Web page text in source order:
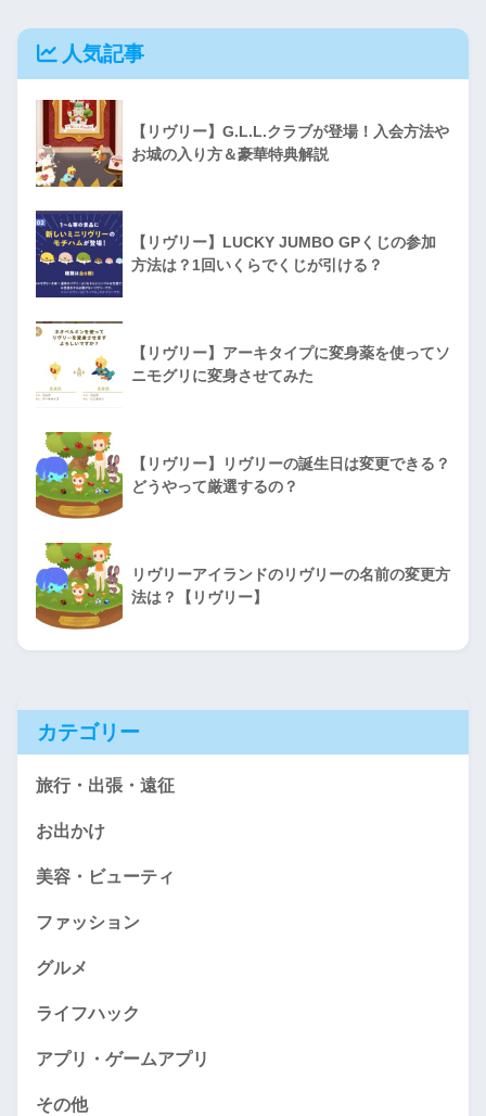
人気記事
【リヴリー】G.L.L.クラブが登場！入会方法や
お城の入り方＆豪華特典解説
【リヴリー】LUCKY JUMBO GPくじの参加
方法は？1回いくらでくじが引ける？
【リヴリー】アーキタイプに変身薬を使ってソ
ニモグリに変身させてみた
【リヴリー】リヴリーの誕生日は変更できる？
どうやって厳選するの？
リヴリーアイランドのリヴリーの名前の変更方
法は？【リヴリー】
カテゴリー
旅行・出張・遠征
お出かけ
美容・ビューティ
ファッション
グルメ
ライフハック
アプリ・ゲームアプリ
その他